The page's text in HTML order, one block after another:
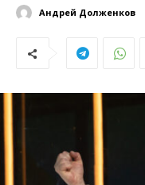
Андрей Долженков